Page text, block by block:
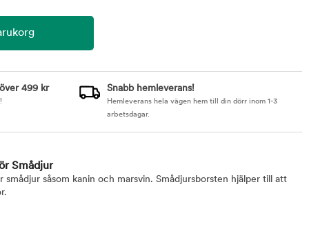
499 kr Snabb hemleverans!
Hemleverans hela vägen hem till din dörr inom 1-3
arbetsdagar.
Smådjur
såsom kanin och marsvin. Smådjursborsten hjälper till att